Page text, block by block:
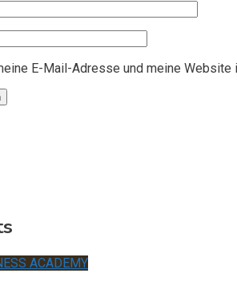
E-Mail-Adresse und meine
ACADEMY